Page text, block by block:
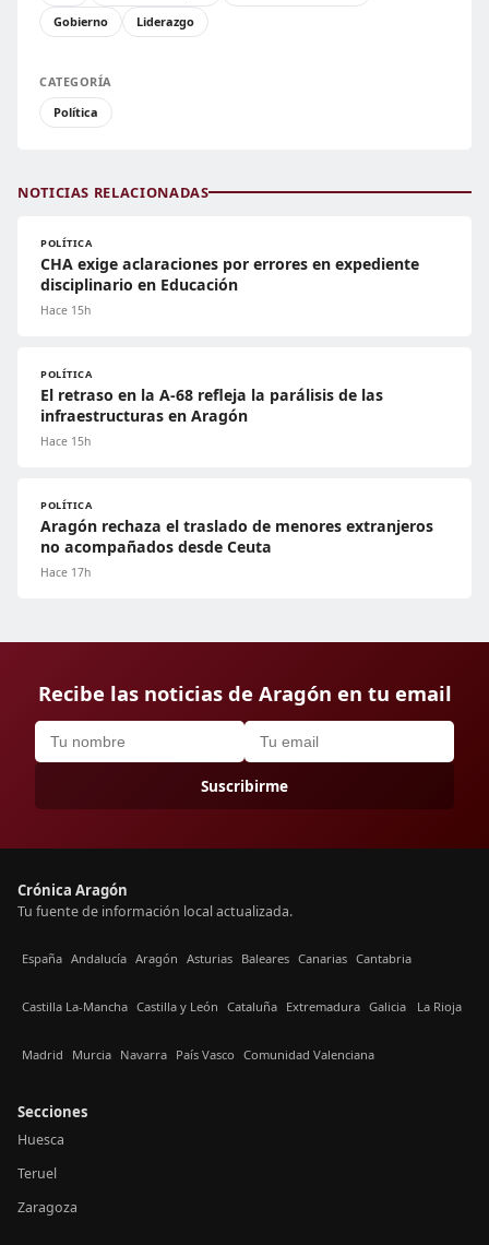
Gobierno
Liderazgo
CATEGORÍA
Política
NOTICIAS RELACIONADAS
POLÍTICA
CHA exige aclaraciones por errores en expediente
disciplinario en Educación
Hace 15h
POLÍTICA
El retraso en la A-68 refleja la parálisis de las
infraestructuras en Aragón
Hace 15h
POLÍTICA
Aragón rechaza el traslado de menores extranjeros
no acompañados desde Ceuta
Hace 17h
Recibe las noticias de Aragón en tu email
Suscribirme
Crónica Aragón
Tu fuente de información local actualizada.
España Andalucía Aragón Asturias Baleares Canarias Cantabria
Castilla La-Mancha Castilla y León Cataluña Extremadura Galicia La Rioja
Madrid Murcia Navarra País Vasco Comunidad Valenciana
Secciones
Huesca
Teruel
Zaragoza